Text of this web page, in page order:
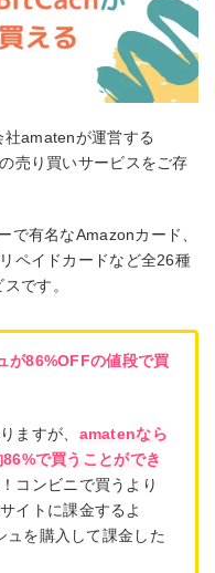
amatenが運営する
売り買いサービスをご存
で有名なAmazonカード、
ペイドカードなど全26種
です。
が86%OFFの値段で買
ますが、 amatenなら
で買うことができ
コンビニで買うより
イトに課金するよ
ュを購入して課金した